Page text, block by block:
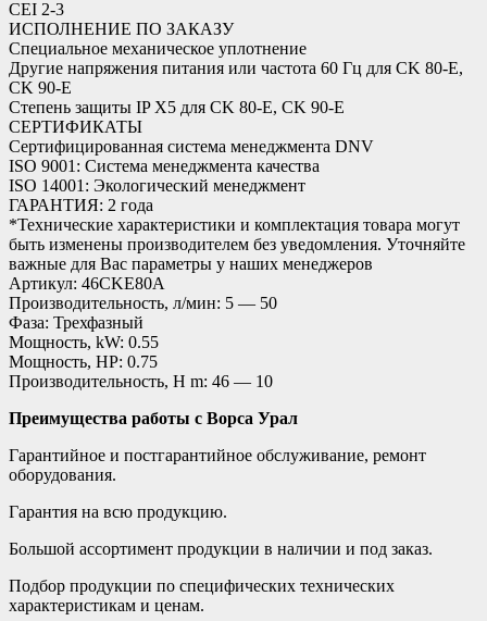
CEI 2-3
ИСПОЛНЕНИЕ ПО ЗАКАЗУ
Специальное механическое уплотнение
Другие напряжения питания или частота 60 Гц для CK 80-E,
CK 90-E
Степень защиты IP X5 для CK 80-E, CK 90-E
СЕРТИФИКАТЫ
Сертифицированная система менеджмента DNV
ISO 9001: Система менеджмента качества
ISO 14001: Экологический менеджмент
ГАРАНТИЯ: 2 года
*Технические характеристики и комплектация товара могут
быть изменены производителем без уведомления. Уточняйте
важные для Вас параметры у наших менеджеров
Артикул: 46CKE80A
Производительность, л/мин: 5 — 50
Фаза: Трехфазный
Мощность, kW: 0.55
Мощность, HP: 0.75
Производительность, H m: 46 — 10
Преимущества работы с Ворса Урал
Гарантийное и постгарантийное обслуживание, ремонт
оборудования.
Гарантия на всю продукцию.
Большой ассортимент продукции в наличии и под заказ.
Подбор продукции по специфических технических
характеристикам и ценам.